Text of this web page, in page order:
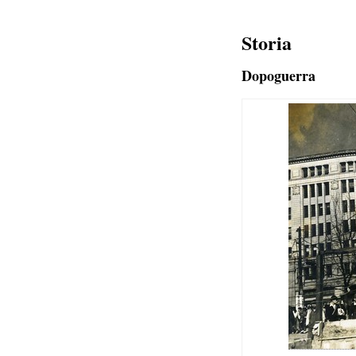
Storia
Dopoguerra